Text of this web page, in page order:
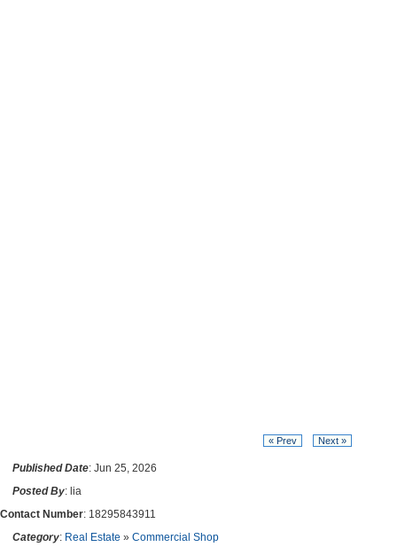
« Prev Next »
Published Date: Jun 25, 2026
Posted By: lia
Contact Number: 18295843911
Category: Real Estate » Commercial Shop